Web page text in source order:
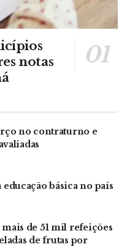
notas
no contraturno e
básica no país
de 51 mil refeições
de frutas por